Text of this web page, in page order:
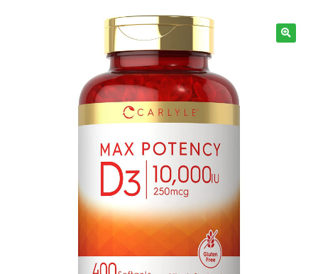
Términos y Condiciones
Vitaminas Por Letras
Suplementos Herbales